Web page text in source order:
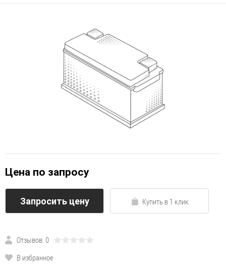
Цена по запросу
Запросить цену Купить в 1 клик
Отзывов: 0
В избранное